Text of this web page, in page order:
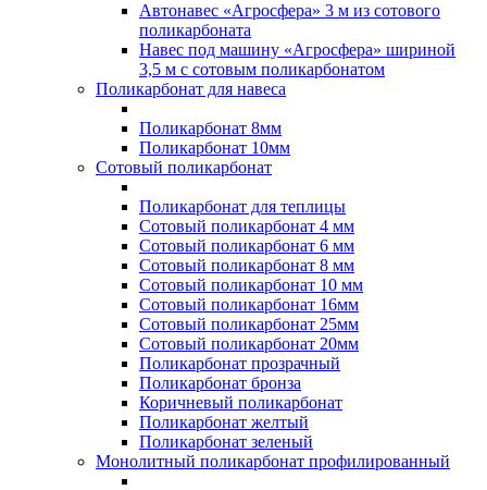
Автонавес «Агросфера» 3 м из сотового
поликарбоната
Навес под машину «Агросфера» шириной
3,5 м с сотовым поликарбонатом
Поликарбонат для навеса
Поликарбонат 8мм
Поликарбонат 10мм
Сотовый поликарбонат
Поликарбонат для теплицы
Сотовый поликарбонат 4 мм
Сотовый поликарбонат 6 мм
Сотовый поликарбонат 8 мм
Сотовый поликарбонат 10 мм
Сотовый поликарбонат 16мм
Сотовый поликарбонат 25мм
Сотовый поликарбонат 20мм
Поликарбонат прозрачный
Поликарбонат бронза
Коричневый поликарбонат
Поликарбонат желтый
Поликарбонат зеленый
Монолитный поликарбонат профилированный